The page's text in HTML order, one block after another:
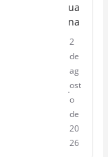
ua
na
2
de
ag
ost
o
de
20
26